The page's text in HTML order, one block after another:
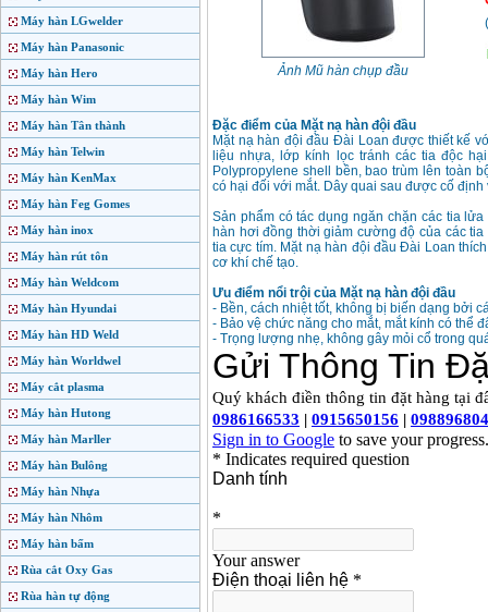
Máy hàn LGwelder
Máy hàn Panasonic
Máy hàn Hero
Máy hàn Wim
Máy hàn Tân thành
Máy hàn Telwin
Máy hàn KenMax
Máy hàn Feg Gomes
Máy hàn inox
Máy hàn rút tôn
Máy hàn Weldcom
Máy hàn Hyundai
Máy hàn HD Weld
Máy hàn Worldwel
Máy cắt plasma
Máy hàn Hutong
Máy hàn Marller
Máy hàn Bulông
Máy hàn Nhựa
Máy hàn Nhôm
Máy hàn bấm
Rùa cắt Oxy Gas
Rùa hàn tự động
Ảnh Mũ hàn chụp đầu
(
Đặc điểm của Mặt nạ hàn đội đầu
Mặt nạ hàn đội đầu Đài Loan được thiết kế
liệu nhựa, lớp kính lọc tránh các tia độc
Polypropylene shell bền, bao trùm lên toàn
có hại đối với mắt. Dây quai sau được cố
Sản phẩm có tác dụng ngăn chặn các tia
hàn hơi đồng thời giảm cường độ của các
tia cực tím. Mặt nạ hàn đội đầu Đài Loan
cơ khí chế tạo.
Ưu điểm nổi trội của Mặt nạ hàn đội đầu
- Bền, cách nhiệt tốt, không bị biến dạng bởi
- Bảo vệ chức năng cho mắt, mắt kính có thể
- Trọng lượng nhẹ, không gây mỏi cổ trong